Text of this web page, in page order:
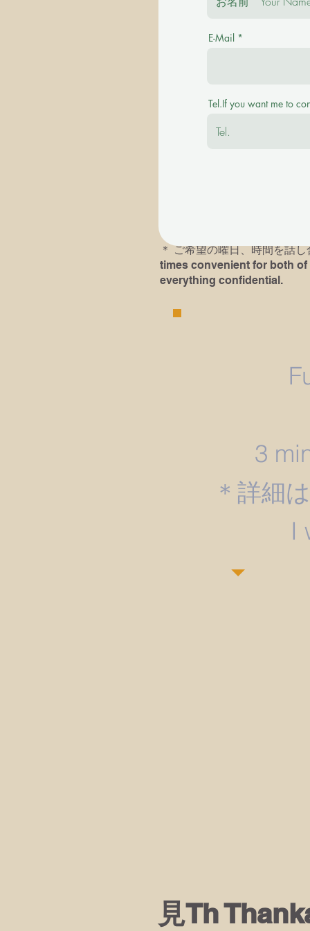
＊その後に有料の体験レッ
available with a fee.
す。If you or your child(
＊​ ご希望の曜日、時間を話
times convenient for both of
everything confidential.
E-Mail
Tel.If you want me to
3
＊詳細
​I
見Th